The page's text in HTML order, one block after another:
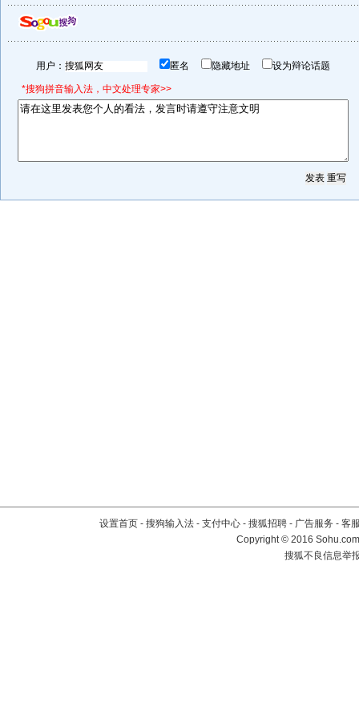
用户： 匿名 隐藏地址 设为辩论话题
*搜狗拼音输入法，中文处理专家>>
设置首页 - 搜狗输入法 - 支付中心 - 搜狐招聘 - 广告服务 - 客
Copyright©2016
搜狐不良信息举